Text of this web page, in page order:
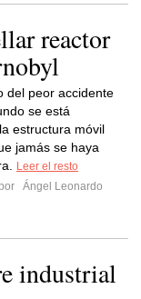
reactor
del peor accidente
se está
estructura móvil
jamás se haya
Leer el resto
Ángel Leonardo
industrial